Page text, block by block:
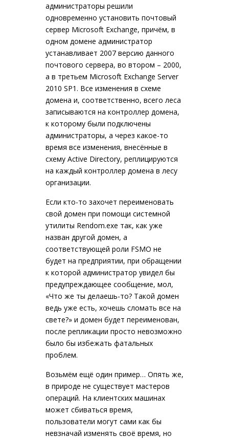
администраторы решили
одновременно установить почтовый
сервер Microsoft Exchange, причём, в
одном домене администратор
устанавливает 2007 версию данного
почтового сервера, во втором – 2000,
а в третьем Microsoft Exchange Server
2010 SP1. Все изменения в схеме
домена и, соответственно, всего леса
записываются на контроллер домена,
к которому были подключены
администраторы, а через какое-то
время все изменения, внесённые в
схему Active Directory, реплицируются
на каждый контроллер домена в лесу
организации.
Если кто-то захочет переименовать
свой домен при помощи системной
утилиты Rendom.exe так, как уже
назван другой домен, а
соответствующей роли FSMO не
будет на предприятии, при обращении
к которой администратор увидел бы
предупреждающее сообщение, мол,
«Что же ты делаешь-то? Такой домен
ведь уже есть, хочешь сломать все на
свете?» и домен будет переименован,
после репликации просто невозможно
было бы избежать фатальных
проблем.
Возьмём ещё один пример… Опять же,
в природе не существует мастеров
операций. На клиентских машинах
может сбиваться время,
пользователи могут сами как бы
невзначай изменять своё время, но